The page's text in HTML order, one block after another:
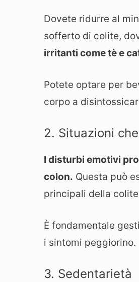
Dovete ridurre al
sofferto di colite,
irritanti come tè e
Potete optare per
corpo a
2. Situazioni
I disturbi emotivi
colon. Questa può
principali della
È fondamentale
i sintomi peggiorino.
3. Sedentarietà